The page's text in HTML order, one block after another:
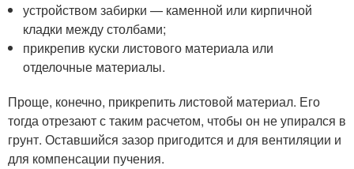
устройством забирки — каменной или кирпичной
кладки между столбами;
прикрепив куски листового материала или
отделочные материалы.
Проще, конечно, прикрепить листовой материал. Его
тогда отрезают с таким расчетом, чтобы он не упирался в
грунт. Оставшийся зазор пригодится и для вентиляции и
для компенсации пучения.